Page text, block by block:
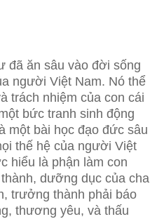
đã ăn sâu vào đời sống
người Việt Nam. Nó thể
trách nhiệm của con cái
bức tranh sinh động
một bài học đạo đức sâu
thế hệ của người Việt
hiểu là phận làm con
dưỡng dục của cha
trưởng thành phải báo
thương yêu, và thấu